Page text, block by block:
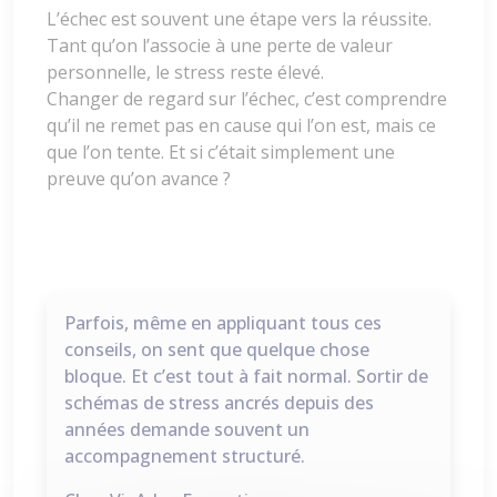
L’échec est souvent une étape vers la réussite.
Tant qu’on l’associe à une perte de valeur
personnelle, le stress reste élevé.
Changer de regard sur l’échec, c’est comprendre
qu’il ne remet pas en cause qui l’on est, mais ce
que l’on tente. Et si c’était simplement une
preuve qu’on avance ?
Parfois, même en appliquant tous ces
conseils, on sent que quelque chose
bloque. Et c’est tout à fait normal. Sortir de
schémas de stress ancrés depuis des
années demande souvent un
accompagnement structuré.